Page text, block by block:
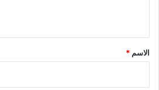
*
الاسم *